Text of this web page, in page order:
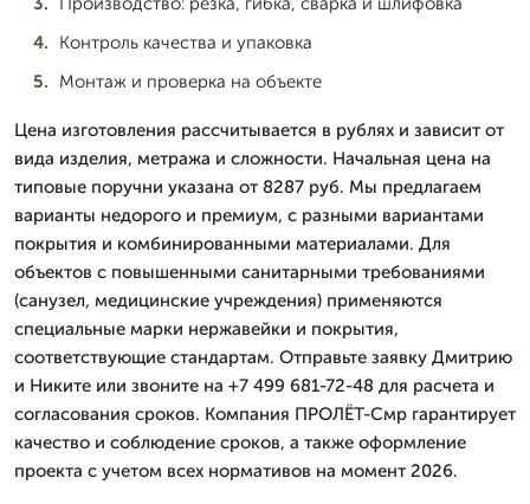
Контроль качества и упаковка
Монтаж и проверка на объекте
Цена изготовления рассчитывается в рублях и зависит от
вида изделия, метража и сложности. Начальная цена на
типовые поручни указана от 8287 руб. Мы предлагаем
варианты недорого и премиум, с разными вариантами
покрытия и комбинированными материалами. Для
объектов с повышенными санитарными требованиями
(санузел, медицинские учреждения) применяются
специальные марки нержавейки и покрытия,
соответствующие стандартам. Отправьте заявку Дмитрию
и Никите или звоните на +7 499 681-72-48 для расчета и
согласования сроков. Компания ПРОЛЁТ-Смр гарантирует
качество и соблюдение сроков, а также оформление
проекта с учетом всех нормативов на момент 2026.